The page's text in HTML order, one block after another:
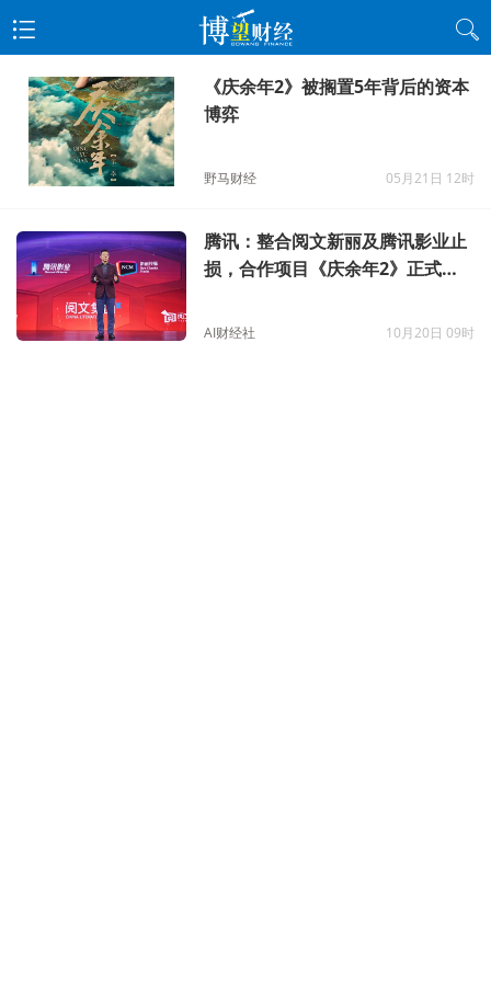
《庆余年2》被搁置5年背后的资本
博弈
野马财经 05月21日 12时
腾讯：整合阅文新丽及腾讯影业止
损，合作项目《庆余年2》正式启
AI财经社 10月20日 09时